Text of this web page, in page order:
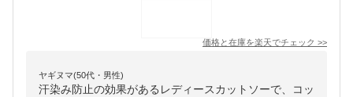
価格と在庫を楽天でチェック >>
ヤギヌマ(50代・男性)
汗染み防止の効果があるレディースカットソーで、コッ